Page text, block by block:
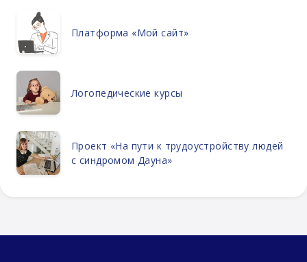
Платформа «Мой сайт»
Логопедические курсы
Проект «На пути к трудоустройству людей
с синдромом Дауна»